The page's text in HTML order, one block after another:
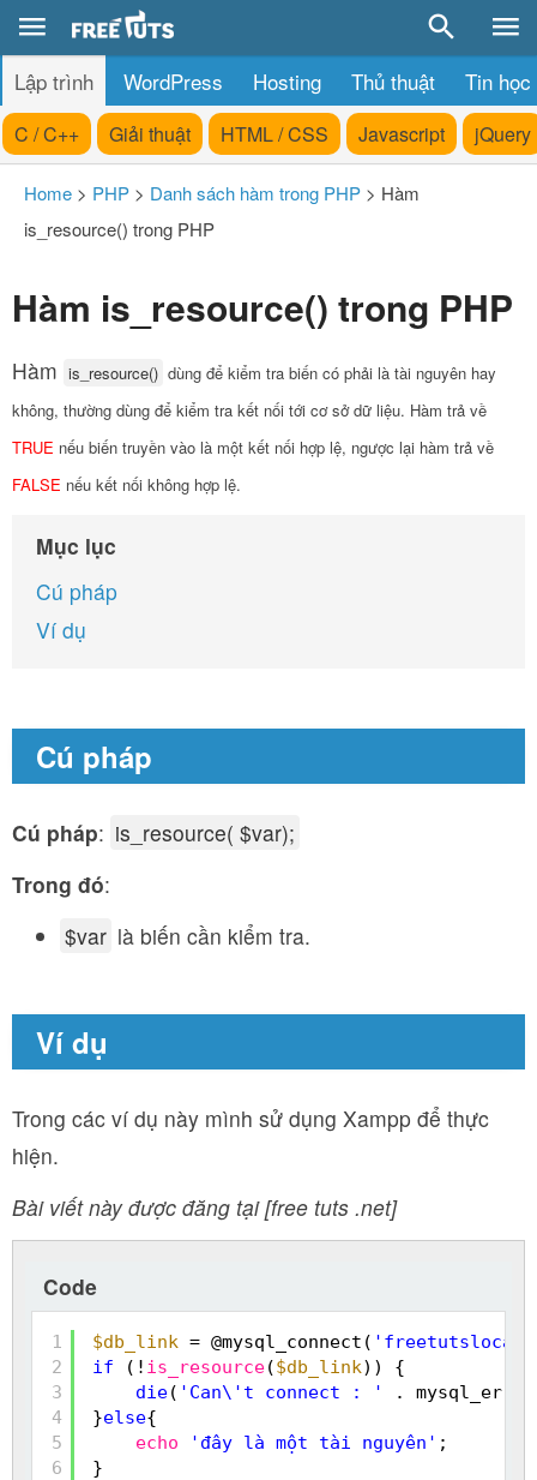
Lập trình WordPress Hosting Thủ thuật Tin học
C / C++ Giải thuật HTML / CSS Javascript jQuery
Home > PHP > Danh sách hàm trong PHP > Hàm
is_resource() trong PHP
Hàm is_resource() trong PHP
Hàm is_resource() dùng để kiểm tra biến có phải là tài nguyên hay
không, thường dùng để kiểm tra kết nối tới cơ sở dữ liệu. Hàm trả về
TRUE nếu biến truyền vào là một kết nối hợp lệ, ngược lại hàm trả về
FALSE nếu kết nối không hợp lệ.
Mục lục
Cú pháp
Ví dụ
Cú pháp
Cú pháp: is_resource( $var);
Trong đó:
$var là biến cần kiểm tra.
Ví dụ
Trong các ví dụ này mình sử dụng Xampp để thực
hiện.
Bài viết này được đăng tại [free tuts .net]
Code
1
2
3
4
5
6
$db_link = @mysql_connect( 'freetutslocal'
if
(! is_resource($db_link)) {
die( 'Can\'t connect : '
.
}else{
echo
'đây là một tài nguyên' ;
}